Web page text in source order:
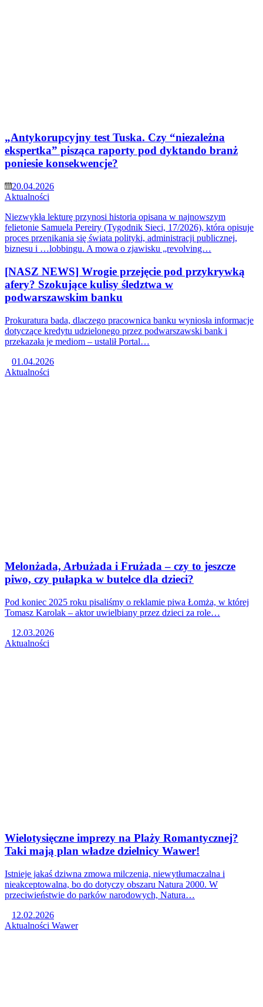
„Antykorupcyjny test Tuska. Czy “niezależna
ekspertka” pisząca raporty pod dyktando branż
poniesie konsekwencje?
20.04.2026
Aktualności
Niezwykła lekturę przynosi historia opisana w najnowszym
felietonie Samuela Pereiry (Tygodnik Sieci, 17/2026), która opisuje
proces przenikania się świata polityki, administracji publicznej,
biznesu i …lobbingu. A mowa o zjawisku „revolving…
[NASZ NEWS] Wrogie przejęcie pod przykrywką
afery? Szokujące kulisy śledztwa w
podwarszawskim banku
Prokuratura bada, dlaczego pracownica banku wyniosła informacje
dotyczące kredytu udzielonego przez podwarszawski bank i
przekazała je mediom – ustalił Portal…
01.04.2026
Aktualności
Melonżada, Arbużada i Frużada – czy to jeszcze
piwo, czy pułapka w butelce dla dzieci?
Pod koniec 2025 roku pisaliśmy o reklamie piwa Łomża, w której
Tomasz Karolak – aktor uwielbiany przez dzieci za role…
12.03.2026
Aktualności
Wielotysięczne imprezy na Plaży Romantycznej?
Taki mają plan władze dzielnicy Wawer!
Istnieje jakaś dziwna zmowa milczenia, niewytłumaczalna i
nieakceptowalna, bo do dotyczy obszaru Natura 2000. W
przeciwieństwie do parków narodowych, Natura…
12.02.2026
Aktualności Wawer